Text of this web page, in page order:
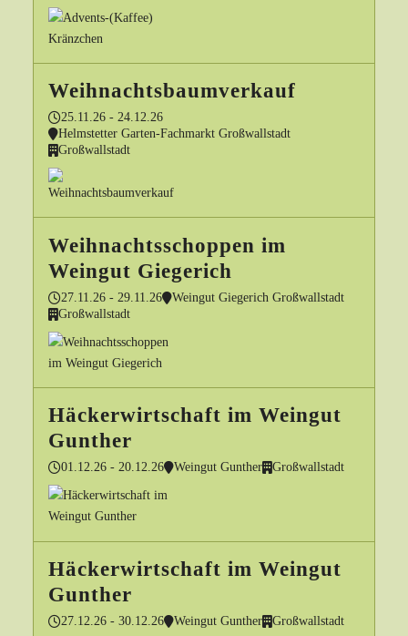
Weihnachtsbaumverkauf
25.11.26 - 24.12.26
Helmstetter Garten-Fachmarkt Großwallstadt
Großwallstadt
Weihnachtsschoppen im
Weingut Giegerich
27.11.26 - 29.11.26
Weingut Giegerich Großwallstadt
Großwallstadt
Häckerwirtschaft im Weingut
Gunther
01.12.26 - 20.12.26 Weingut Gunther Großwallstadt
Häckerwirtschaft im Weingut
Gunther
27.12.26 - 30.12.26 Weingut Gunther Großwallstadt